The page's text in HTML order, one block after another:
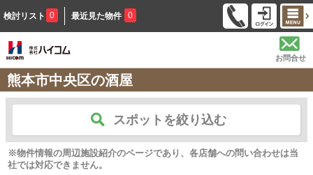
検討リスト 0 最近見た物件 0
お問合せ
熊本市中央区の酒屋
スポットを絞り込む
※物件情報の周辺施設紹介のページであり、各店舗への問い合わせは当
社では対応できません。